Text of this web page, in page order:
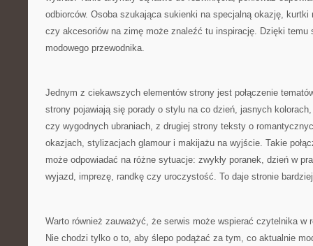
odbiorców. Osoba szukająca sukienki na specjalną okazję, kurtki
czy akcesoriów na zimę może znaleźć tu inspirację. Dzięki temu
modowego przewodnika.
Jednym z ciekawszych elementów strony jest połączenie
strony pojawiają się porady o stylu na co dzień, jasnych
czy wygodnych ubraniach, z drugiej strony teksty o
okazjach, stylizacjach glamour i makijażu na wyjście. Takie
może odpowiadać na różne sytuacje: zwykły poranek, dzień w
wyjazd, imprezę, randkę czy uroczystość. To daje stronie
Warto również zauważyć, że serwis może wspierać czytelnika w
Nie chodzi tylko o to, aby ślepo podążać za tym, co aktualnie